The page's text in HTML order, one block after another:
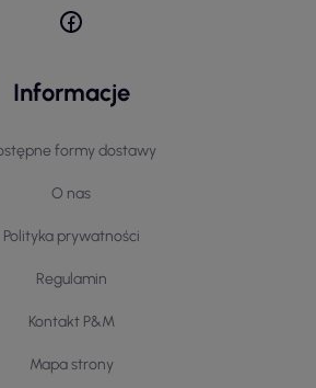
Informacje
formy dostawy
O nas
Polityka prywatności
Regulamin
Kontakt P&M
Mapa strony